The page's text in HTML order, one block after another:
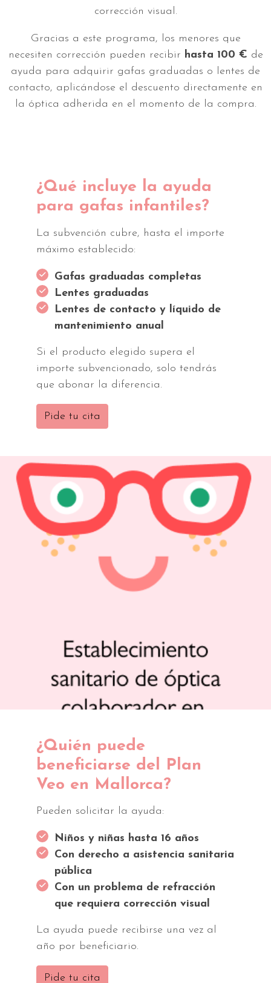
corrección visual.
Gracias a este programa, los menores que
necesiten corrección pueden recibir hasta 100 € de
ayuda para adquirir gafas graduadas o lentes de
contacto, aplicándose el descuento directamente en
la óptica adherida en el momento de la compra.
¿Qué incluye la ayuda
para gafas infantiles?
La subvención cubre, hasta el importe
máximo establecido:
Gafas graduadas completas
Lentes graduadas
Lentes de contacto y líquido de
mantenimiento anual
Si el producto elegido supera el
importe subvencionado, solo tendrás
que abonar la diferencia.
Pide tu cita
¿Quién puede
beneficiarse del Plan
Veo en Mallorca?
Pueden solicitar la ayuda:
Niños y niñas hasta 16 años
Con derecho a asistencia sanitaria
pública
Con un problema de refracción
que requiera corrección visual
La ayuda puede recibirse una vez al
año por beneficiario.
Pide tu cita